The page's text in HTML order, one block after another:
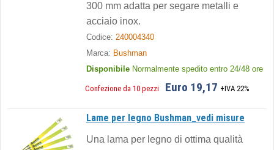
300 mm adatta per segare metalli e
acciaio inox.
Codice: 240004340
Marca: Bushman
Disponibile Normalmente spedito entro 24/48 ore
Confezione da 10 pezzi Euro 19,17 +IVA 22%
Lame per legno Bushman_vedi misure
Una lama per legno di ottima qualità